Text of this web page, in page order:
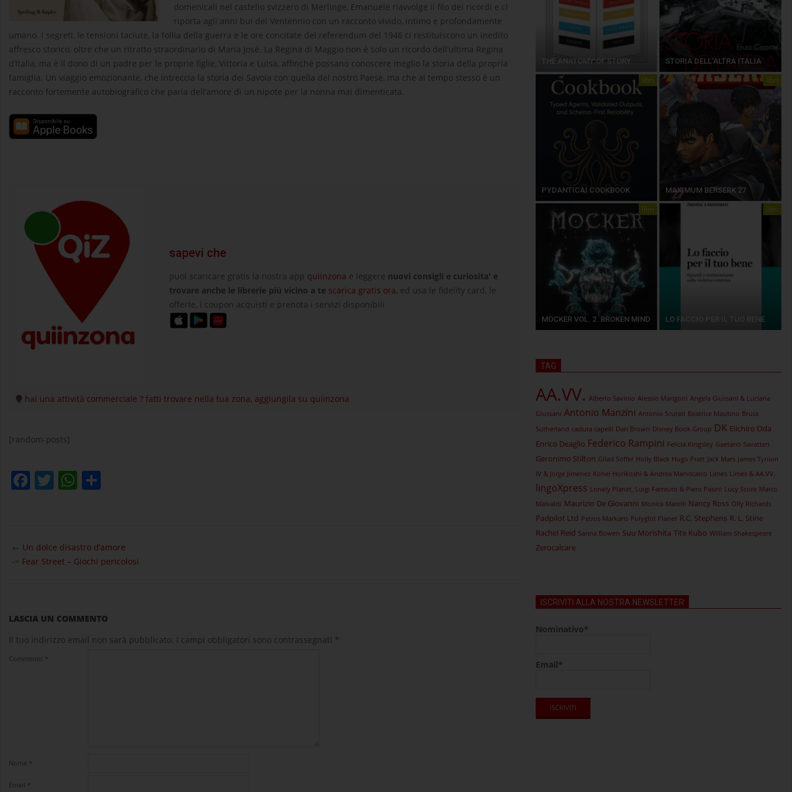
domenicali nel castello svizzero di Merlinge, Emanuele riavvolge il filo dei ricordi e ci
riporta agli anni bui del Ventennio con un racconto vivido, intimo e profondamente
umano. I segreti, le tensioni taciute, la follia della guerra e le ore concitate del referendum del 1946 ci restituiscono un inedito
affresco storico, oltre che un ritratto straordinario di Maria José. La Regina di Maggio non è solo un ricordo dell’ultima Regina
d’Italia, ma è il dono di un padre per le proprie figlie, Vittoria e Luisa, affinché possano conoscere meglio la storia della propria
famiglia. Un viaggio emozionante, che intreccia la storia dei Savoia con quella del nostro Paese, ma che al tempo stesso è un
racconto fortemente autobiografico che parla dell’amore di un nipote per la nonna mai dimenticata.
sapevi che
puoi scaricare gratis la nostra app quiinzona e leggere nuovi consigli e curiosita' e
trovare anche le librerie più vicino a te scarica gratis ora, ed usa le fidelity card, le
offerte, i coupon acquisti e prenota i servizi disponibili
hai una attività commerciale ? fatti trovare nella tua zona, aggiungila su quiinzona
[random-posts]
Facebook
TwitterWhatsApp
06-
09
← Un dolce disastro d’amore
-> Fear Street – Giochi pericolosi
LASCIA UN COMMENTO
Il tuo indirizzo email non sarà pubblicato.
I campi obbligatori sono contrassegnati *
Commento *
Nome *
Email *
THE ANATOMY OF STORY STORIA DELL’ALTRA ITALIA
libri
PYDANTICAI COOKBOOK
libri
MAXIMUM BERSERK 27
libri
MOCKER VOL. 2. BROKEN MIND
libri
LO FACCIO PER IL TUO BENE
TAG
AA.VV. Alberto Savinio Alessio Mangoni Angela Giussani & Luciana
Giussani Antonio Manzini Antonio Scurati Beatrice Mautino Bruce
Sutherland caduta capelli Dan Brown Disney Book Group DK Eiichiro Oda
Enrico Deaglio Federico Rampini Felicia Kingsley Gaetano Savatteri
Geronimo Stilton Gilad Soffer Holly Black Hugo Pratt Jack Mars James Tynion
IV & Jorge Jimenez Kohei Horikoshi & Andrea Maniscalco Limes Limes & AA.VV.
lingoXpress Lonely Planet, Luigi Farrauto & Piero Pasini Lucy Score Marco
Malvaldi Maurizio De Giovanni Monica Marelli Nancy Ross Olly Richards
Padpilot Ltd Petros Markaris Polyglot Planet R.C. Stephens R. L. Stine
Rachel Reid Sarina Bowen Suu Morishita Tite Kubo William Shakespeare
Zerocalcare
ISCRIVITI ALLA NOSTRA NEWSLETTER
Nominativo*
Email*